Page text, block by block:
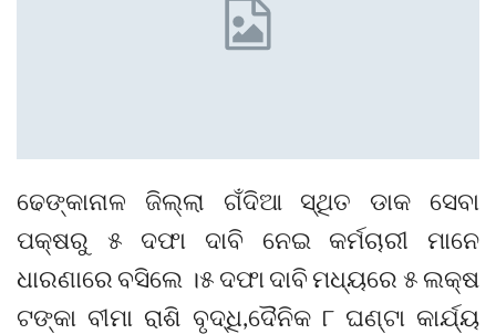
ଢେଙ୍କାନାଳ ଜିଲ୍ଲା ଗଁଦିଆ ସ୍ଥିତ ଡାକ ସେବା
ପକ୍ଷରୁ ୫ ଦଫା ଦାବି ନେଇ କର୍ମଚାରୀ ମାନେ
ଧାରଣାରେ ବସିଲେ ।୫ ଦଫା ଦାବି ମଧ୍ୟରେ ୫ ଲକ୍ଷ
ଟଙ୍କା ବୀମା ରାଶି ବୃଦ୍ଧି,ଦୈନିକ ୮ ଘଣ୍ଟା କାର୍ଯ୍ୟ